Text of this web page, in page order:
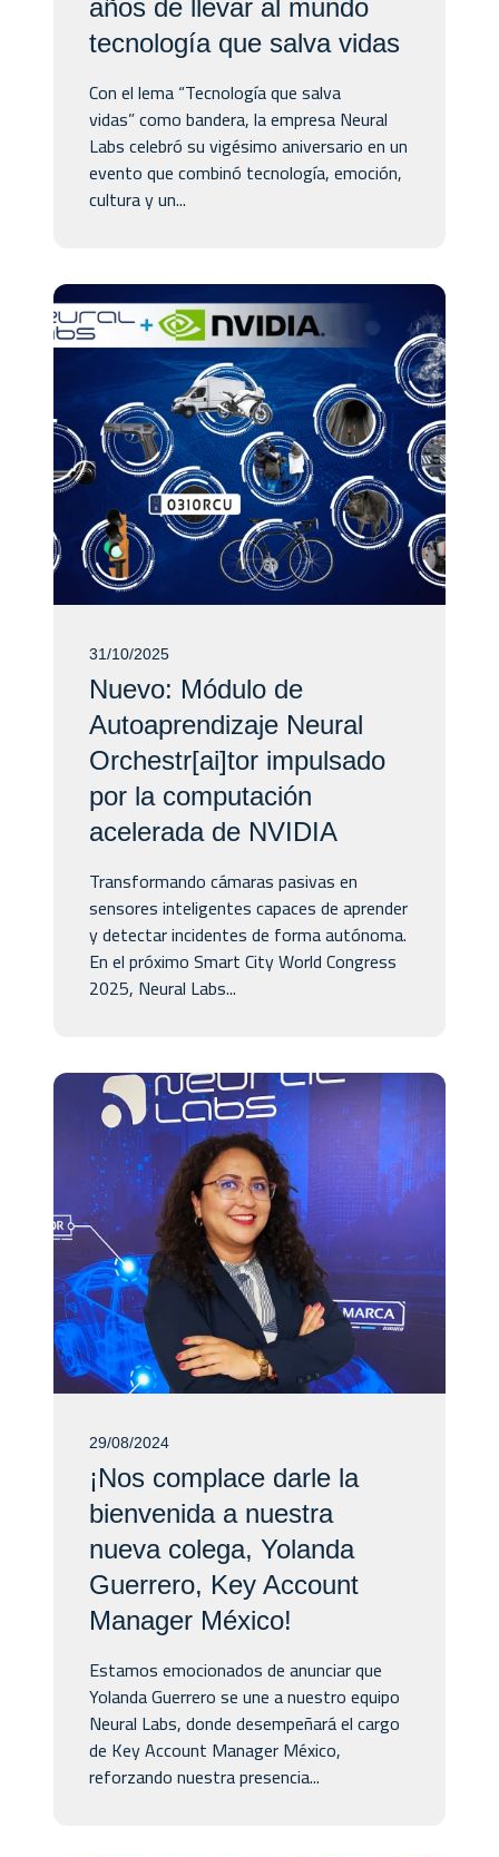
años de llevar al mundo
tecnología que salva vidas
Con el lema “Tecnología que salva
vidas” como bandera, la empresa Neural
Labs celebró su vigésimo aniversario en un
evento que combinó tecnología, emoción,
cultura y un...
31/10/2025
Nuevo: Módulo de
Autoaprendizaje Neural
Orchestr[ai]tor impulsado
por la computación
acelerada de NVIDIA
Transformando cámaras pasivas en
sensores inteligentes capaces de aprender
y detectar incidentes de forma autónoma.
En el próximo Smart City World Congress
2025, Neural Labs...
29/08/2024
¡Nos complace darle la
bienvenida a nuestra
nueva colega, Yolanda
Guerrero, Key Account
Manager México!
Estamos emocionados de anunciar que
Yolanda Guerrero se une a nuestro equipo
Neural Labs, donde desempeñará el cargo
de Key Account Manager México,
reforzando nuestra presencia...